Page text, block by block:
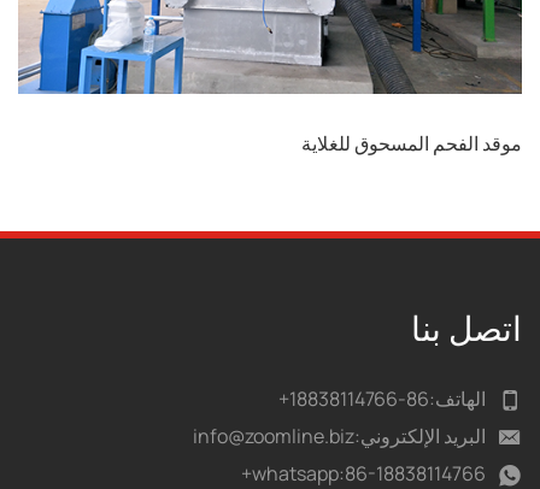
موقد الفحم المسحوق للغلاية
اتصل بنا
الهاتف:86-18838114766+
البريد الإلكتروني:info@zoomline.biz
whatsapp:86-18838114766+